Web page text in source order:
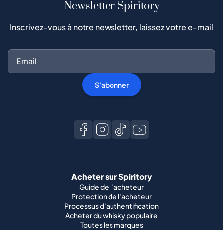
Newsletter Spiritory
Inscrivez-vous à notre newsletter, laissez votre e-mail
S'abonner
Acheter sur Spiritory
Guide de l'acheteur
Protection de l'acheteur
Processus d'authentification
Acheter du whisky populaire
Toutes les marques